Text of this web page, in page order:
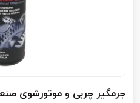
جرمگیر چربی و موتورشوی